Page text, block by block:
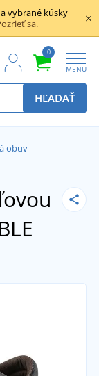
vybrané kúsky
sa.
0
MENU
HĽADAŤ
obuv